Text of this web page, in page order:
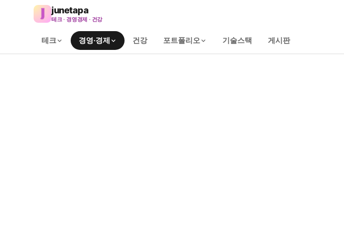
junetapa
테크 · 경영경제 · 건강
테크 경영·경제 건강 포트폴리오 기술스택 게시판